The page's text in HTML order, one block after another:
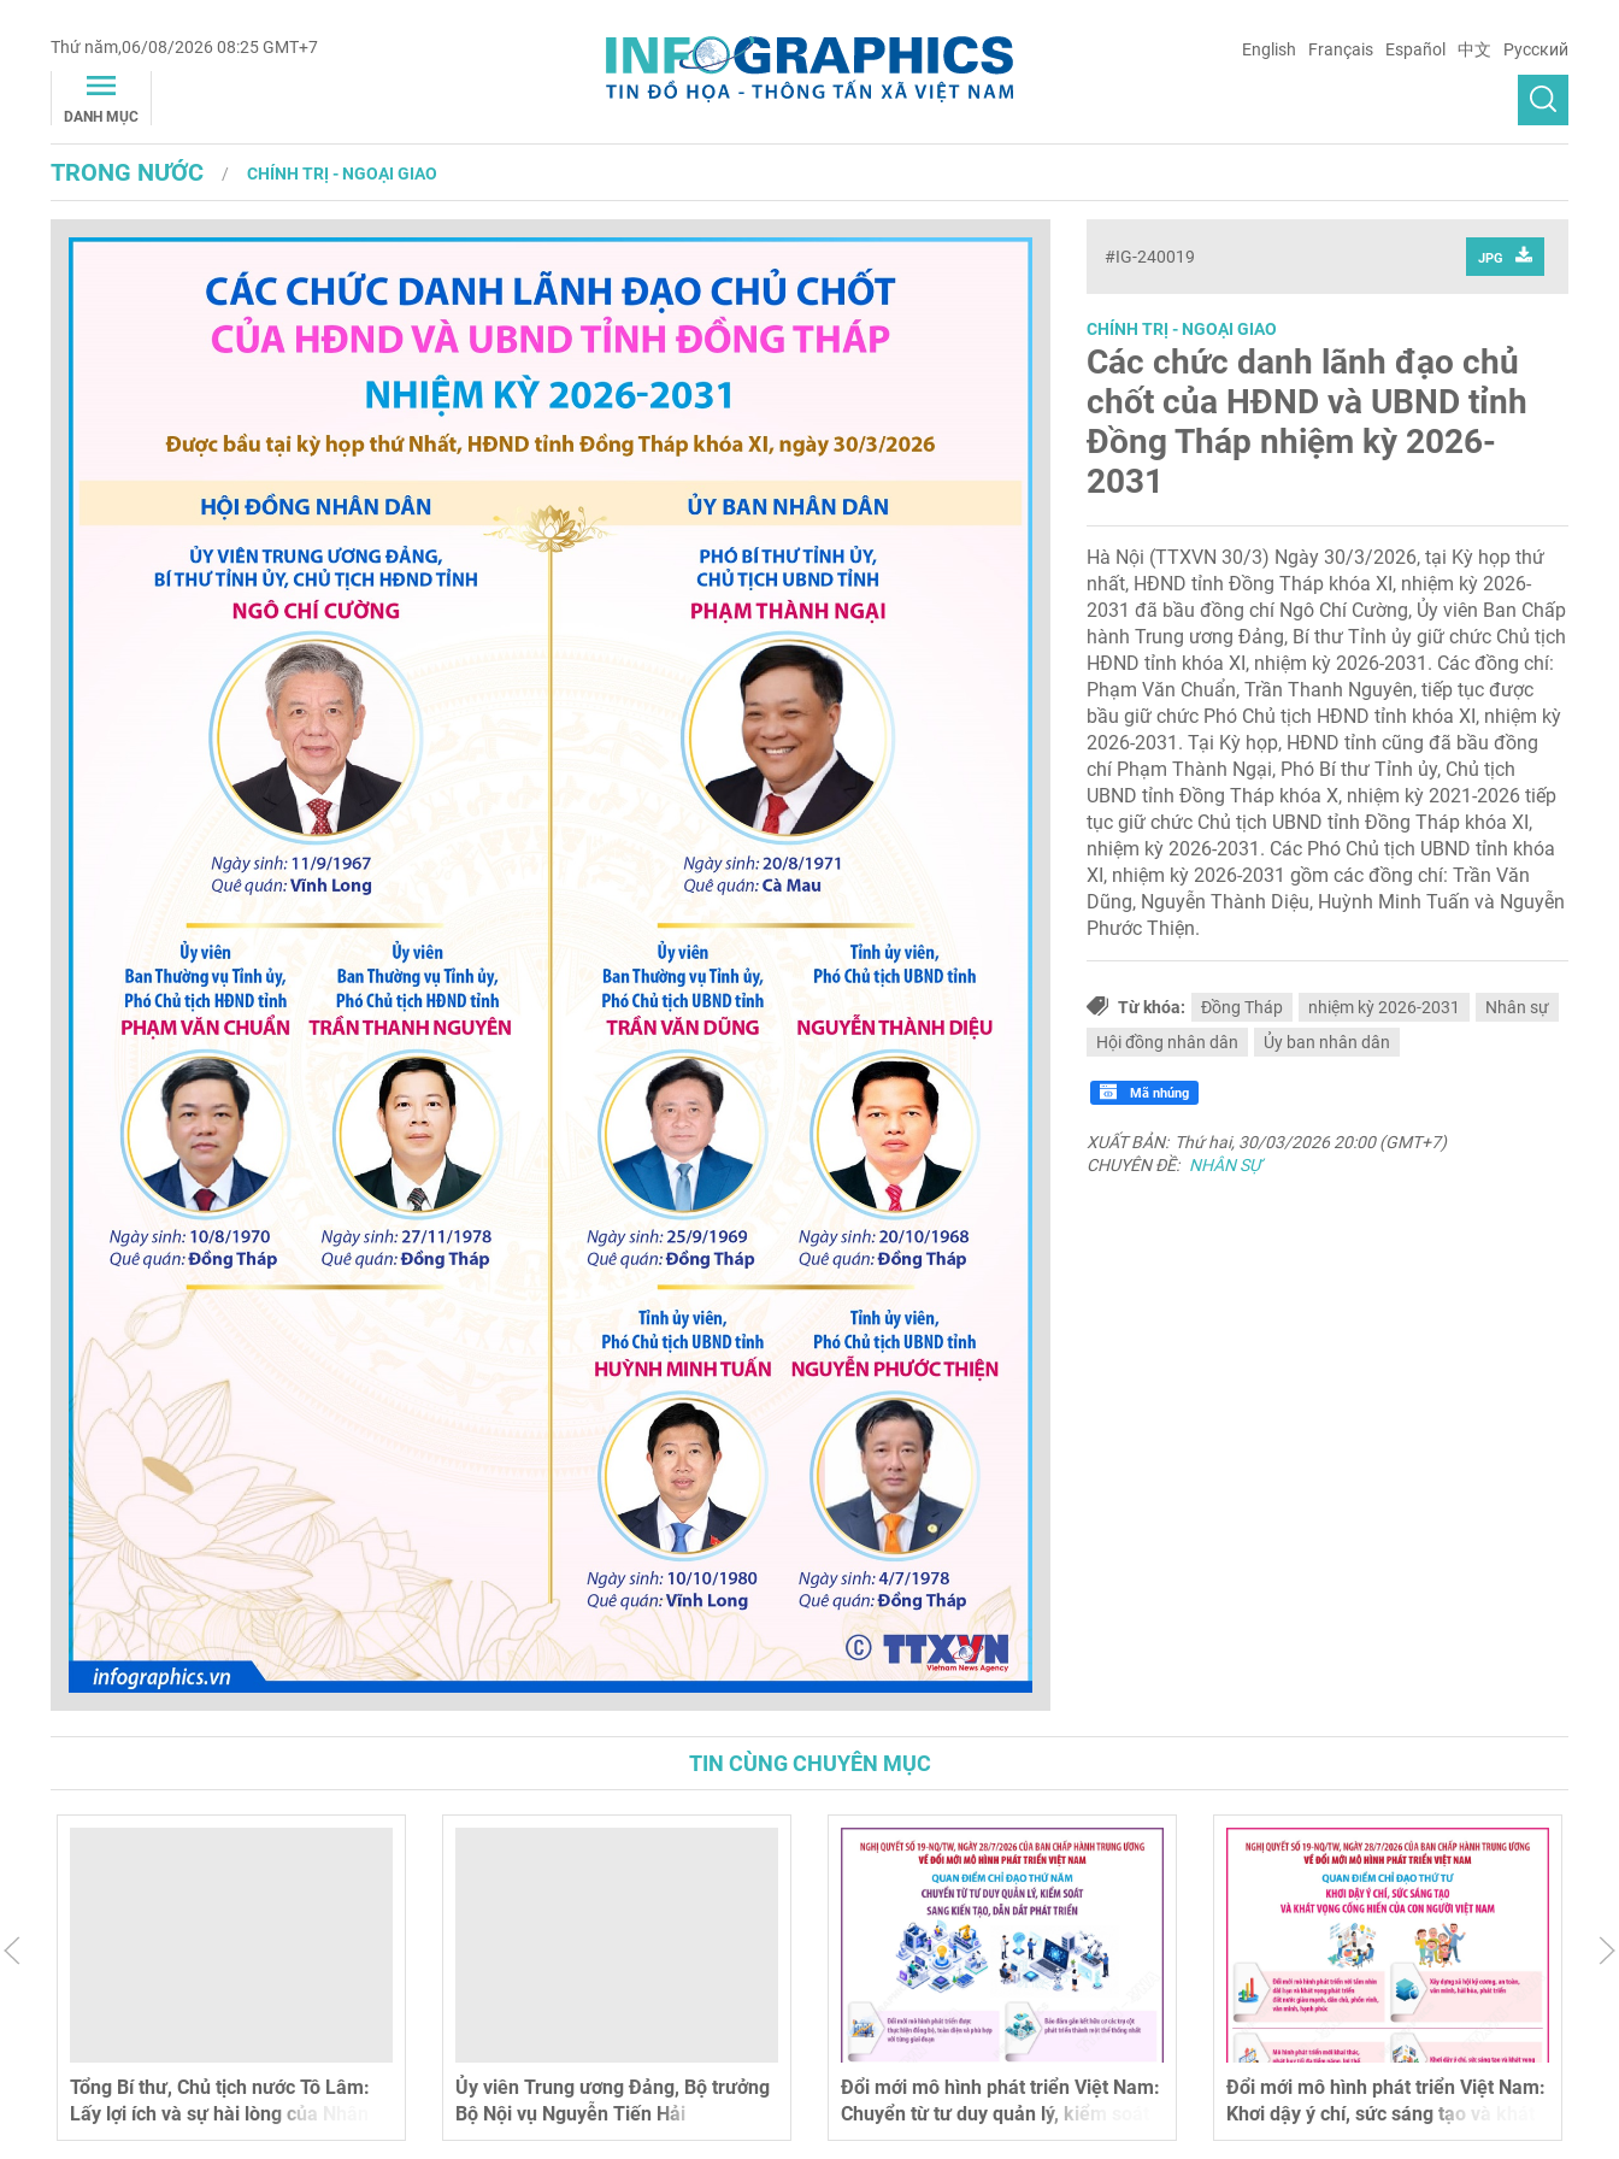
Thứ năm,06/08/2026 08:25 GMT+7
DANH MỤC
English Français Español 中文 Русский
TRONG NƯỚC CHÍNH TRỊ - NGOẠI GIAO
#IG-240019 JPG
CHÍNH TRỊ - NGOẠI GIAO
Các chức danh lãnh đạo chủ
chốt của HĐND và UBND tỉnh
Đồng Tháp nhiệm kỳ 2026-
2031
Hà Nội (TTXVN 30/3) Ngày 30/3/2026, tại Kỳ họp thứ
nhất, HĐND tỉnh Đồng Tháp khóa XI, nhiệm kỳ 2026-
2031 đã bầu đồng chí Ngô Chí Cường, Ủy viên Ban Chấp
hành Trung ương Đảng, Bí thư Tỉnh ủy giữ chức Chủ tịch
HĐND tỉnh khóa XI, nhiệm kỳ 2026-2031. Các đồng chí:
Phạm Văn Chuẩn, Trần Thanh Nguyên, tiếp tục được
bầu giữ chức Phó Chủ tịch HĐND tỉnh khóa XI, nhiệm kỳ
2026-2031. Tại Kỳ họp, HĐND tỉnh cũng đã bầu đồng
chí Phạm Thành Ngại, Phó Bí thư Tỉnh ủy, Chủ tịch
UBND tỉnh Đồng Tháp khóa X, nhiệm kỳ 2021-2026 tiếp
tục giữ chức Chủ tịch UBND tỉnh Đồng Tháp khóa XI,
nhiệm kỳ 2026-2031. Các Phó Chủ tịch UBND tỉnh khóa
XI, nhiệm kỳ 2026-2031 gồm các đồng chí: Trần Văn
Dũng, Nguyễn Thành Diệu, Huỳnh Minh Tuấn và Nguyễn
Phước Thiện.
Từ khóa: Đồng Tháp nhiệm kỳ 2026-2031
Nhân sự
Hội đồng nhân dân
Ủy ban nhân dân
Mã nhúng
XUẤT BẢN: Thứ hai, 30/03/2026 20:00 (GMT+7)
CHUYÊN ĐỀ: NHÂN SỰ
TIN CÙNG CHUYÊN MỤC
Đổi mới mô hình phát triển Việt Nam:
Chuyển từ tư duy quản lý, kiểm soát
sang kiến tạo, dẫn dắt phát triển
Đổi mới mô hình phát triển Việt Nam:
Khơi dậy ý chí, sức sáng tạo và khát
vọng cống hiến của con người Việt
Tổng Bí thư, Chủ tịch nước Tô Lâm:
Lấy lợi ích và sự hài lòng của Nhân
dân làm thước đo cuối cùng
Ủy viên Trung ương Đảng, Bộ trưởng
Bộ Nội vụ Nguyễn Tiến Hải